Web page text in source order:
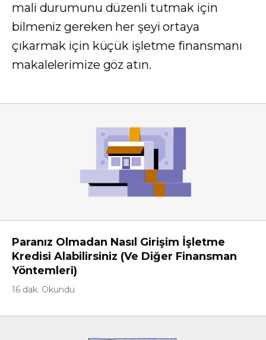
mali durumunu düzenli tutmak için
bilmeniz gereken her şeyi ortaya
çıkarmak için küçük işletme finansmanı
makalelerimize göz atın.
Paranız Olmadan Nasıl Girişim İşletme
Kredisi Alabilirsiniz (Ve Diğer Finansman
Yöntemleri)
16 dak. Okundu